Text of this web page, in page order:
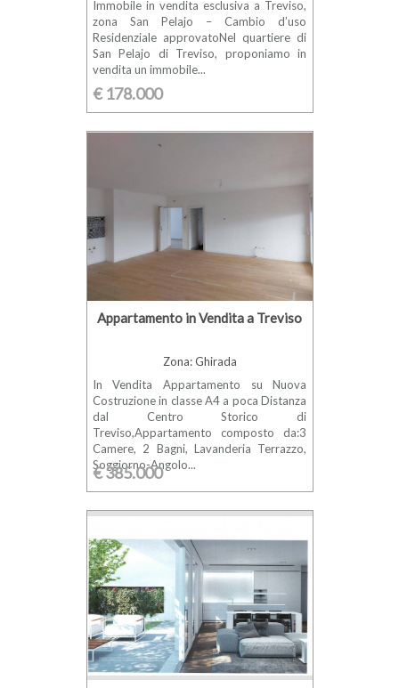
Immobile in vendita esclusiva a Treviso,
zona San Pelajo – Cambio d’uso
Residenziale approvatoNel quartiere di
San Pelajo di Treviso, proponiamo in
vendita un immobile...
€ 178.000
Appartamento in Vendita a Treviso
Zona: Ghirada
In Vendita Appartamento su Nuova
Costruzione in classe A4 a poca Distanza
dal Centro Storico di
Treviso,Appartamento composto da:3
Camere, 2 Bagni, Lavanderia Terrazzo,
Soggiorno-Angolo...
€ 385.000